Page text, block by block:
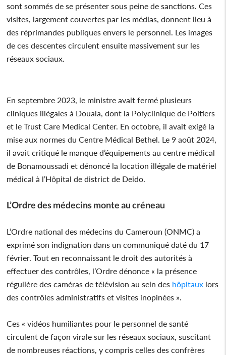
sont sommés de se présenter sous peine de sanctions. Ces
visites, largement couvertes par les médias, donnent lieu à
des réprimandes publiques envers le personnel. Les images
de ces descentes circulent ensuite massivement sur les
réseaux sociaux.
En septembre 2023, le ministre avait fermé plusieurs
cliniques illégales à Douala, dont la Polyclinique de Poitiers
et le Trust Care Medical Center. En octobre, il avait exigé la
mise aux normes du Centre Médical Bethel. Le 9 août 2024,
il avait critiqué le manque d’équipements au centre médical
de Bonamoussadi et dénoncé la location illégale de matériel
médical à l’Hôpital de district de Deido.
L’Ordre des médecins monte au créneau
L’Ordre national des médecins du Cameroun (ONMC) a
exprimé son indignation dans un communiqué daté du 17
février. Tout en reconnaissant le droit des autorités à
effectuer des contrôles, l’Ordre dénonce « la présence
régulière des caméras de télévision au sein des hôpitaux lors
des contrôles administratifs et visites inopinées ».
Ces « vidéos humiliantes pour le personnel de santé
circulent de façon virale sur les réseaux sociaux, suscitant
de nombreuses réactions, y compris celles des confrères